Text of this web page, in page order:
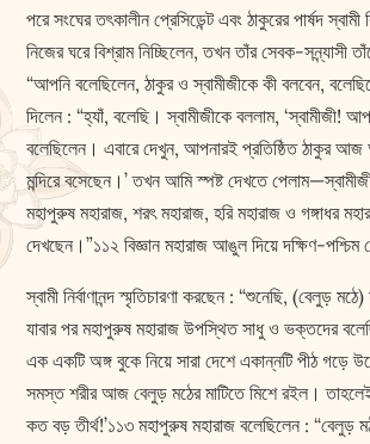
পরে সংঘের তৎকালীন প্রেসিডেন্ট এবং ঠাকুরের পার্ষদ স্বামী
নিজের ঘরে বিশ্রাম নিচ্ছিলেন, তখন তাঁর সেবক-সন্ন্যাসী
“আপনি বলেছিলেন, ঠাকুর ও স্বামীজীকে কী বলবেন,
দিলেন : “হ্যাঁ, বলেছি। স্বামীজীকে বললাম, ‘স্বামীজী!
বলেছিলেন। এবারে দেখুন, আপনারই প্রতিষ্ঠিত ঠাকুর আজ
মন্দিরে বসেছেন।’ তখন আমি স্পষ্ট দেখতে
মহাপুরুষ মহারাজ, শরৎ মহারাজ, হরি মহারাজ ও গঙ্গাধর
দেখছেন।”১১২ বিজ্ঞান মহারাজ আঙুল দিয়ে দক্ষিণ-পশ্চিম
স্বামী নির্বাণানন্দ স্মৃতিচারণা করছেন : “শুনেছি, (বেলুড়
যাবার পর মহাপুরুষ মহারাজ উপস্থিত সাধু ও ভক্তদের
এক একটি অঙ্গ বুকে নিয়ে সারা দেশে একান্নটি পীঠ গড়ে
সমস্ত শরীর আজ বেলুড় মঠের মাটিতে মিশে রইল।
কত বড় তীর্থ!’১১৩ মহাপুরুষ মহারাজ বলেছিলেন : “বেলুড়